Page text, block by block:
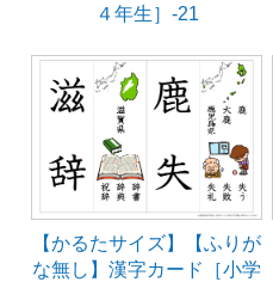
４年生］-21
【かるたサイズ】【ふりが
な無し】漢字カード［小学